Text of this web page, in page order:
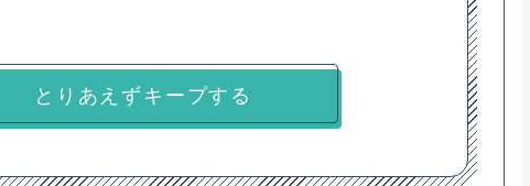
とりあえずキープする